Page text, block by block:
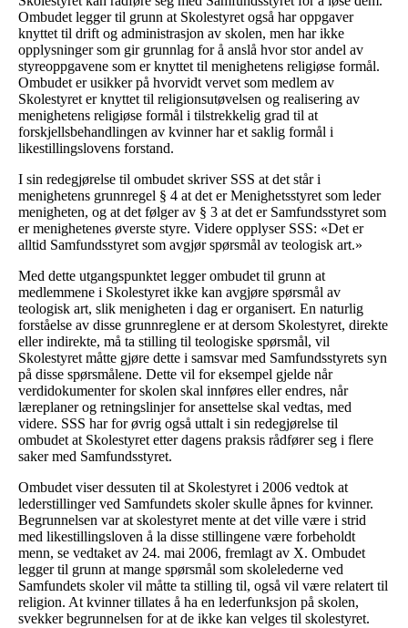
Ombudet legger til grunn at Skolestyret også har oppgaver
knyttet til drift og administrasjon av skolen, men har ikke
opplysninger som gir grunnlag for å anslå hvor stor andel av
styreoppgavene som er knyttet til menighetens religiøse formål.
Ombudet er usikker på hvorvidt vervet som medlem av
Skolestyret er knyttet til religionsutøvelsen og realisering av
menighetens religiøse formål i tilstrekkelig grad til at
forskjellsbehandlingen av kvinner har et saklig formål i
likestillingslovens forstand.
I sin redegjørelse til ombudet skriver SSS at det står i
menighetens grunnregel § 4 at det er Menighetsstyret som leder
menigheten, og at det følger av § 3 at det er Samfundsstyret som
er menighetenes øverste styre. Videre opplyser SSS: «Det er
alltid Samfundsstyret som avgjør spørsmål av teologisk art.»
Med dette utgangspunktet legger ombudet til grunn at
medlemmene i Skolestyret ikke kan avgjøre spørsmål av
teologisk art, slik menigheten i dag er organisert. En naturlig
forståelse av disse grunnreglene er at dersom Skolestyret, direkte
eller indirekte, må ta stilling til teologiske spørsmål, vil
Skolestyret måtte gjøre dette i samsvar med Samfundsstyrets syn
på disse spørsmålene. Dette vil for eksempel gjelde når
verdidokumenter for skolen skal innføres eller endres, når
læreplaner og retningslinjer for ansettelse skal vedtas, med
videre. SSS har for øvrig også uttalt i sin redegjørelse til
ombudet at Skolestyret etter dagens praksis rådfører seg i flere
saker med Samfundsstyret.
Ombudet viser dessuten til at Skolestyret i 2006 vedtok at
lederstillinger ved Samfundets skoler skulle åpnes for kvinner.
Begrunnelsen var at skolestyret mente at det ville være i strid
med likestillingsloven å la disse stillingene være forbeholdt
menn, se vedtaket av 24. mai 2006, fremlagt av X. Ombudet
legger til grunn at mange spørsmål som skolelederne ved
Samfundets skoler vil måtte ta stilling til, også vil være relatert til
religion. At kvinner tillates å ha en lederfunksjon på skolen,
svekker begrunnelsen for at de ikke kan velges til skolestyret.